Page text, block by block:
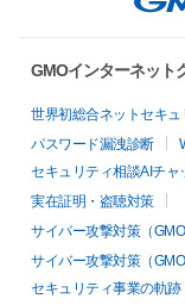
GMOインターネット
世界初総合ネットセキュ
パスワード漏洩診断
セキュリティ相談AIチャ
実在証明・盗聴対策
サイバー攻撃対策（
サイバー攻撃対策（GMO
セキュリティ事業の軌跡